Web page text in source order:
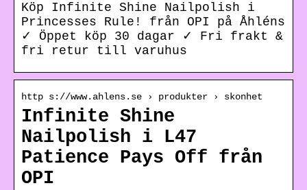
Köp Infinite Shine Nailpolish i
Princesses Rule! från OPI på Åhléns
✓ Öppet köp 30 dagar ✓ Fri frakt &
fri retur till varuhus
http s://www.ahlens.se › produkter › skonhet
Infinite Shine
Nailpolish i L47
Patience Pays Off från
OPI